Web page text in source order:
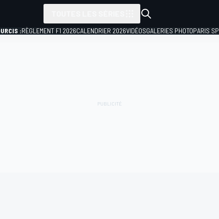
:RÈGLEMENT F1 2026CALENDRIER 2026VIDÉOSGALERIES PHOTOPARIS